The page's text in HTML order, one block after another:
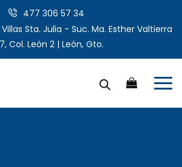
477 306 57 34
Sta. Julia - Suc. Ma. Esther Valtierra
Col. León 2 | León, Gto.